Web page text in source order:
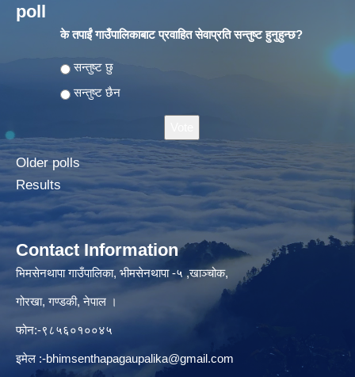
poll
के तपाईं गाउँपालिकाबाट प्रवाहित सेवाप्रति सन्तुष्ट हुनुहुन्छ?
Choices
सन्तुष्ट छु
सन्तुष्ट छैन
Older polls
Results
Contact Information
भिमसेनथापा गाउँपालिका, भीमसेनथापा -५ ,खाञ्चोक,
गोरखा, गण्डकी, नेपाल ।
फोन:-९८५६०१००४५
इमेल :-bhimsenthapagaupalika@gmail.com